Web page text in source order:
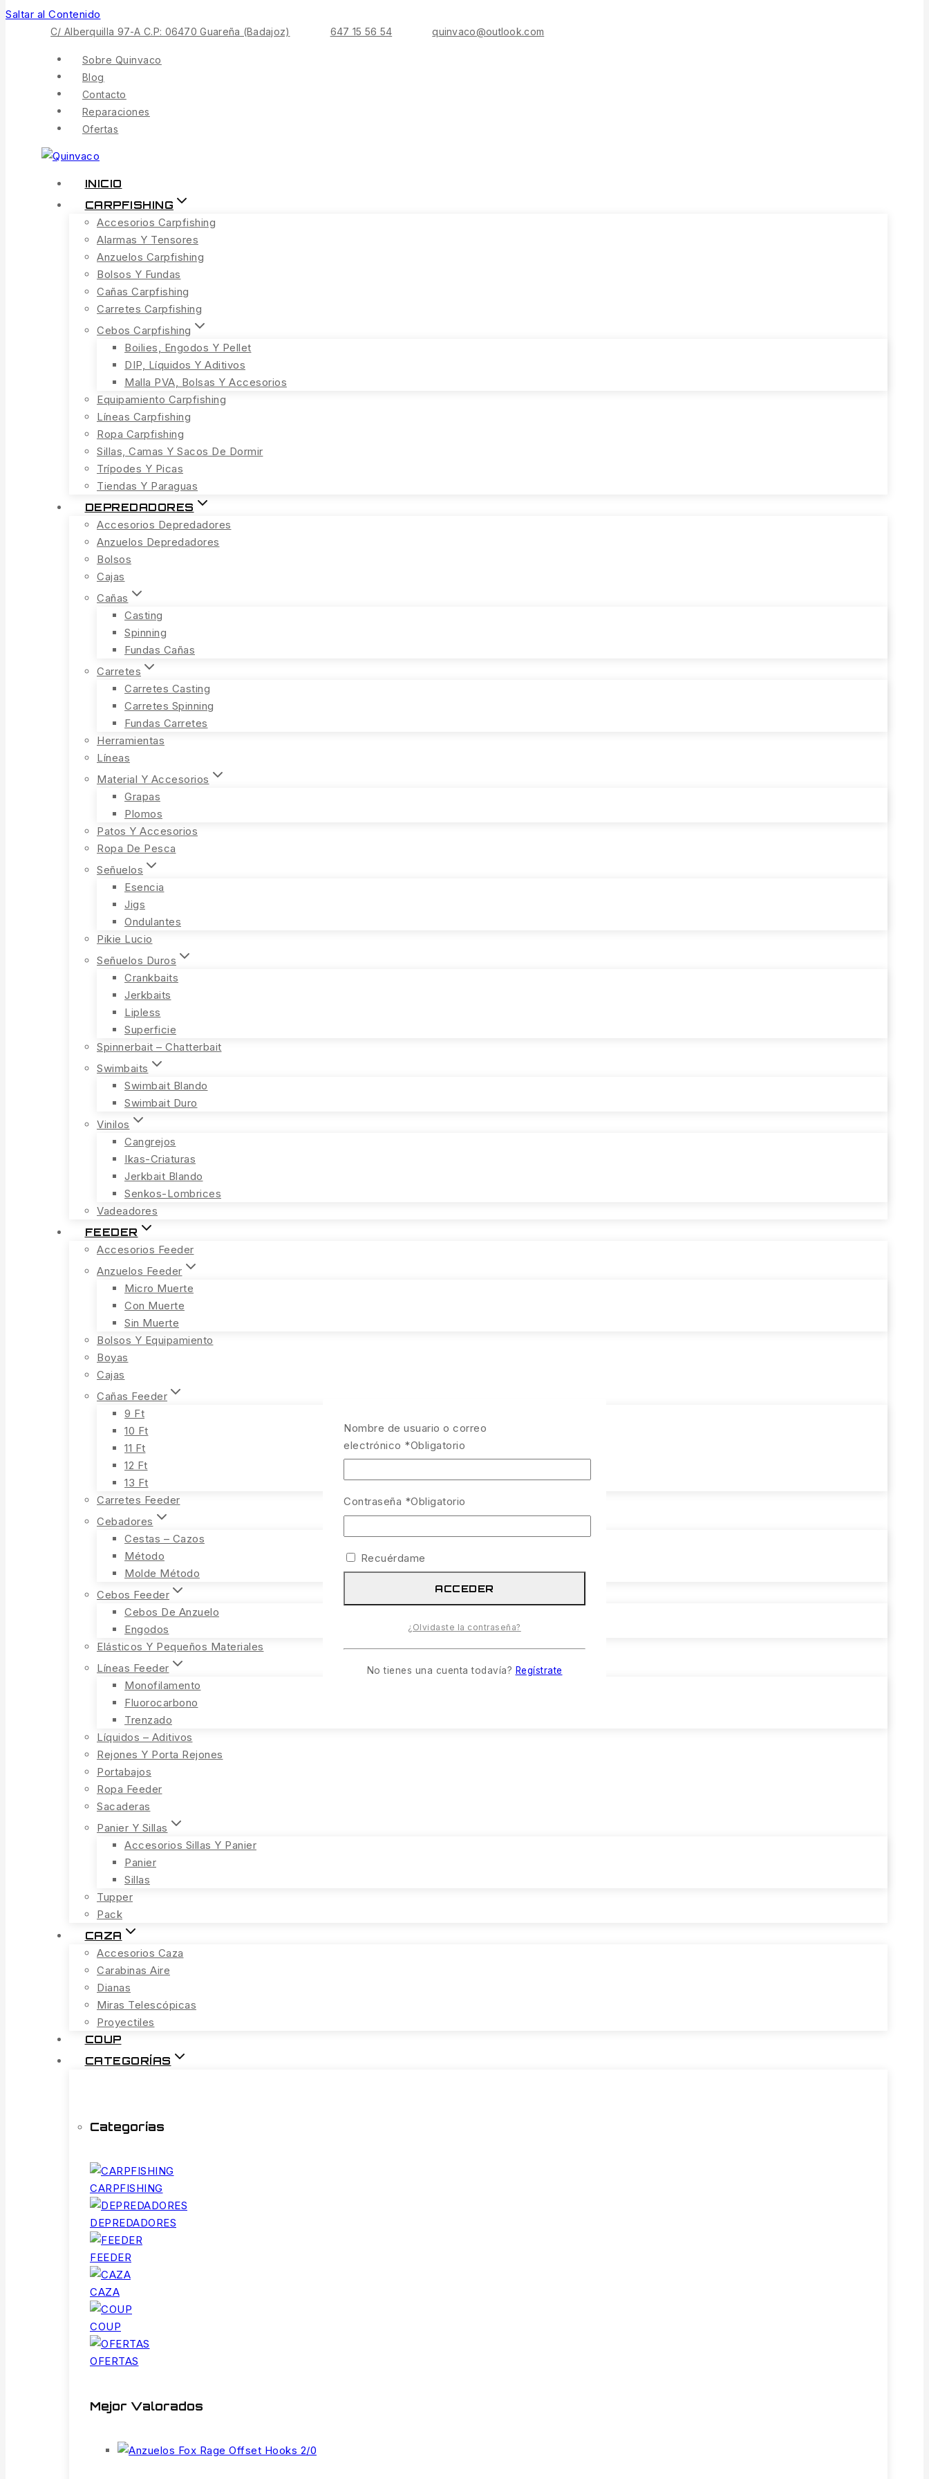
Saltar al Contenido
C/ Alberquilla 97-A C.P: 06470 Guareña (Badajoz) 647 15 56 54 quinvaco@outlook.com
Sobre Quinvaco
Blog
Contacto
Reparaciones
Ofertas
INICIO
CARPFISHING
Accesorios Carpfishing
Alarmas Y Tensores
Anzuelos Carpfishing
Bolsos Y Fundas
Cañas Carpfishing
Carretes Carpfishing
Cebos Carpfishing
Boilies, Engodos Y Pellet
DIP, Líquidos Y Aditivos
Malla PVA, Bolsas Y Accesorios
Equipamiento Carpfishing
Líneas Carpfishing
Ropa Carpfishing
Sillas, Camas Y Sacos De Dormir
Trípodes Y Picas
Tiendas Y Paraguas
DEPREDADORES
Accesorios Depredadores
Anzuelos Depredadores
Bolsos
Cajas
Cañas
Casting
Spinning
Fundas Cañas
Carretes
Carretes Casting
Carretes Spinning
Fundas Carretes
Herramientas
Líneas
Material Y Accesorios
Grapas
Plomos
Patos Y Accesorios
Ropa De Pesca
Señuelos
Esencia
Jigs
Ondulantes
Pikie Lucio
Señuelos Duros
Crankbaits
Jerkbaits
Lipless
Superficie
Spinnerbait – Chatterbait
Swimbaits
Swimbait Blando
Swimbait Duro
Vinilos
Cangrejos
Ikas-Criaturas
Jerkbait Blando
Senkos-Lombrices
Vadeadores
FEEDER
Accesorios Feeder
Anzuelos Feeder
Micro Muerte
Con Muerte
Sin Muerte
Bolsos Y Equipamiento
Boyas
Cajas
Cañas Feeder
9 Ft
10 Ft
11 Ft
12 Ft
13 Ft
Carretes Feeder
Cebadores
Cestas – Cazos
Método
Molde Método
Cebos Feeder
Cebos De Anzuelo
Engodos
Elásticos Y Pequeños Materiales
Líneas Feeder
Monofilamento
Fluorocarbono
Trenzado
Líquidos – Aditivos
Rejones Y Porta Rejones
Portabajos
Ropa Feeder
Sacaderas
Panier Y Sillas
Accesorios Sillas Y Panier
Panier
Sillas
Tupper
Pack
CAZA
Accesorios Caza
Carabinas Aire
Dianas
Miras Telescópicas
Proyectiles
COUP
CATEGORÍAS
Categorías
CARPFISHING
DEPREDADORES
FEEDER
CAZA
COUP
OFERTAS
Mejor Valorados
Nombre de usuario o correo
electrónico *Obligatorio
Contraseña *Obligatorio
Recuérdame
ACCEDER
¿Olvidaste la contraseña?
No tienes una cuenta todavía? Regístrate